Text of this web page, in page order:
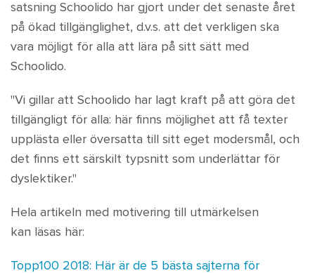
satsning Schoolido har gjort under det senaste året
på ökad tillgänglighet, d.v.s. att det verkligen ska
vara möjligt för alla att lära på sitt sätt med
Schoolido.
"Vi gillar att Schoolido har lagt kraft på att göra det
tillgängligt för alla: här finns möjlighet att få texter
upplästa eller översatta till sitt eget modersmål, och
det finns ett särskilt typsnitt som underlättar för
dyslektiker."
Hela artikeln med motivering till utmärkelsen
kan läsas här:
Topp100 2018: Här är de 5 bästa sajterna för